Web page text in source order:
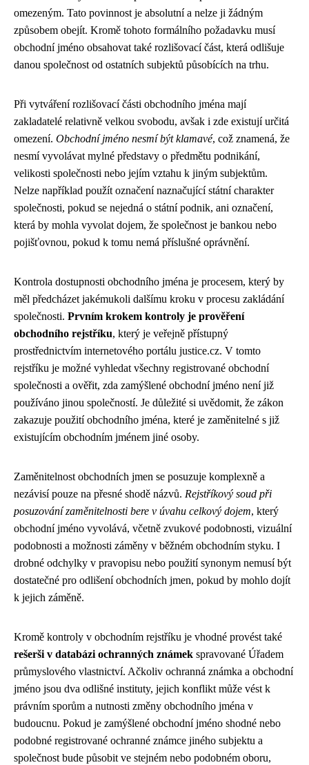
omezeným. Tato povinnost je absolutní a nelze ji žádným
způsobem obejít. Kromě tohoto formálního požadavku musí
obchodní jméno obsahovat také rozlišovací část, která odlišuje
danou společnost od ostatních subjektů působících na trhu.
Při vytváření rozlišovací části obchodního jména mají
zakladatelé relativně velkou svobodu, avšak i zde existují určitá
omezení. Obchodní jméno nesmí být klamavé, což znamená, že
nesmí vyvolávat mylné představy o předmětu podnikání,
velikosti společnosti nebo jejím vztahu k jiným subjektům.
Nelze například použít označení naznačující státní charakter
společnosti, pokud se nejedná o státní podnik, ani označení,
která by mohla vyvolat dojem, že společnost je bankou nebo
pojišťovnou, pokud k tomu nemá příslušné oprávnění.
Kontrola dostupnosti obchodního jména je procesem, který by
měl předcházet jakémukoli dalšímu kroku v procesu zakládání
společnosti. Prvním krokem kontroly je prověření
obchodního rejstříku, který je veřejně přístupný
prostřednictvím internetového portálu justice.cz. V tomto
rejstříku je možné vyhledat všechny registrované obchodní
společnosti a ověřit, zda zamýšlené obchodní jméno není již
používáno jinou společností. Je důležité si uvědomit, že zákon
zakazuje použití obchodního jména, které je zaměnitelné s již
existujícím obchodním jménem jiné osoby.
Zaměnitelnost obchodních jmen se posuzuje komplexně a
nezávisí pouze na přesné shodě názvů. Rejstříkový soud při
posuzování zaměnitelnosti bere v úvahu celkový dojem, který
obchodní jméno vyvolává, včetně zvukové podobnosti, vizuální
podobnosti a možnosti záměny v běžném obchodním styku. I
drobné odchylky v pravopisu nebo použití synonym nemusí být
dostatečné pro odlišení obchodních jmen, pokud by mohlo dojít
k jejich záměně.
Kromě kontroly v obchodním rejstříku je vhodné provést také
rešerši v databázi ochranných známek spravované Úřadem
průmyslového vlastnictví. Ačkoliv ochranná známka a obchodní
jméno jsou dva odlišné instituty, jejich konflikt může vést k
právním sporům a nutnosti změny obchodního jména v
budoucnu. Pokud je zamýšlené obchodní jméno shodné nebo
podobné registrované ochranné známce jiného subjektu a
společnost bude působit ve stejném nebo podobném oboru,